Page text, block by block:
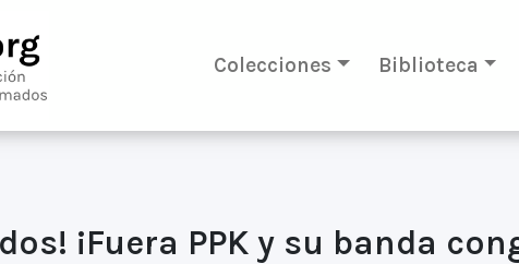
Colecciones Biblioteca
¡Fuera PPK y su banda